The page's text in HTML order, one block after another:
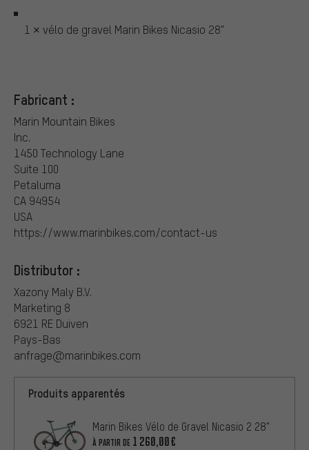
1 × vélo de gravel Marin Bikes Nicasio 28"
Fabricant :
Marin Mountain Bikes
Inc.
1450 Technology Lane
Suite 100
Petaluma
CA 94954
USA
https://www.marinbikes.com/contact-us
Distributor :
Xazony Maly B.V.
Marketing 8
6921 RE Duiven
Pays-Bas
anfrage@marinbikes.com
Produits apparentés
Marin Bikes Vélo de Gravel Nicasio 2 28"
À PARTIR DE 1 260,00€